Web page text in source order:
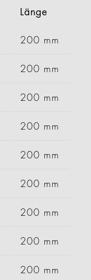
Länge
200 mm
200 mm
200 mm
200 mm
200 mm
200 mm
200 mm
200 mm
200 mm